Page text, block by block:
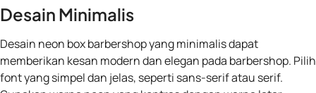
Desain Minimalis
Desain neon box barbershop yang minimalis dapat
memberikan kesan modern dan elegan pada barbershop. Pilih
font yang simpel dan jelas, seperti sans-serif atau serif.